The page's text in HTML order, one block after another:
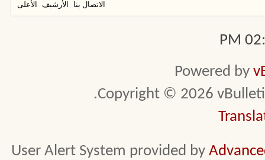
الاتصال بنا الأرشيف الأعلى
Powered by
Copyright © 2026
User Alert System provided by